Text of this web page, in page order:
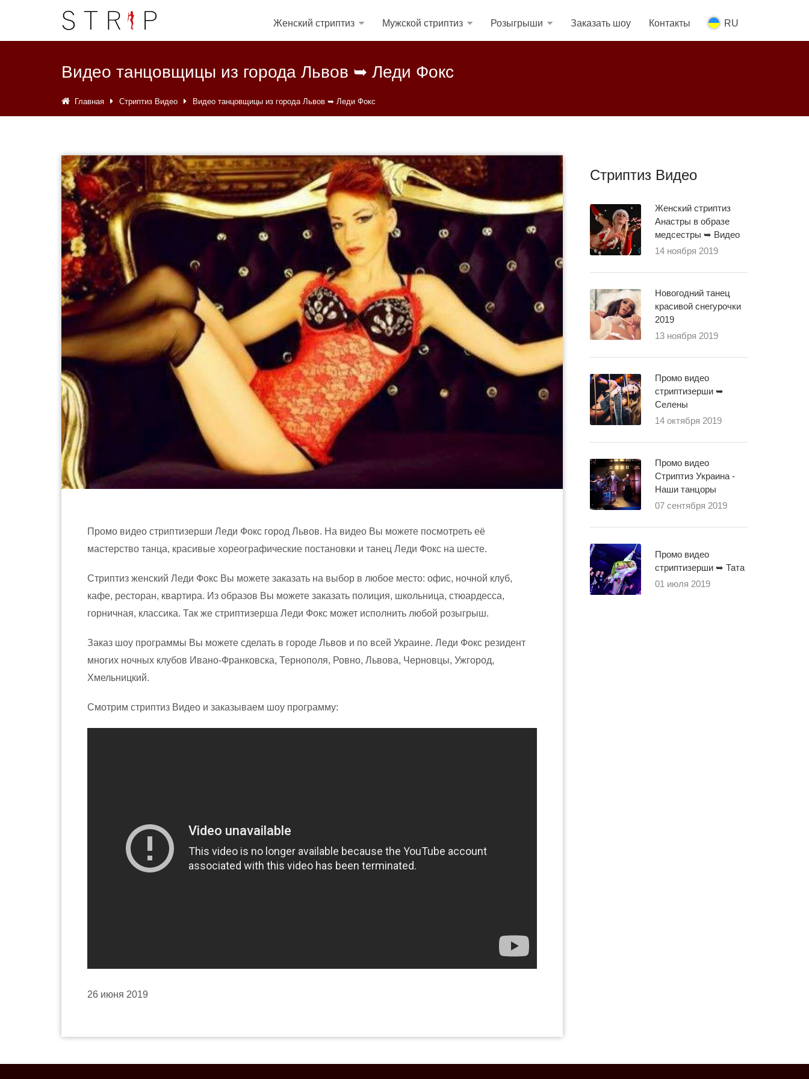
Женский стриптиз Мужской стриптиз Розыгрыши Заказать шоу Контакты RU
Видео танцовщицы из города Львов ➥ Леди Фокс
Главная Стриптиз Видео Видео танцовщицы из города Львов ➥ Леди Фокс
Промо видео стриптизерши Леди Фокс город Львов. На видео Вы можете посмотреть её
мастерство танца, красивые хореографические постановки и танец Леди Фокс на шесте.
Стриптиз женский Леди Фокс Вы можете заказать на выбор в любое место: офис, ночной клуб,
кафе, ресторан, квартира. Из образов Вы можете заказать полиция, школьница, стюардесса,
горничная, классика. Так же стриптизерша Леди Фокс может исполнить любой розыгрыш.
Заказ шоу программы Вы можете сделать в городе Львов и по всей Украине. Леди Фокс резидент
многих ночных клубов Ивано-Франковска, Тернополя, Ровно, Львова, Черновцы, Ужгород,
Хмельницкий.
Смотрим стриптиз Видео и заказываем шоу программу:
26 июня 2019
Стриптиз Видео
Женский стриптиз
Анастры в образе
медсестры ➥ Видео
14 ноября 2019
Новогодний танец
красивой снегурочки
2019
13 ноября 2019
Промо видео
стриптизерши ➥
Селены
14 октября 2019
Промо видео
Стриптиз Украина -
Наши танцоры
07 сентября 2019
Промо видео
стриптизерши ➥ Тата
01 июля 2019